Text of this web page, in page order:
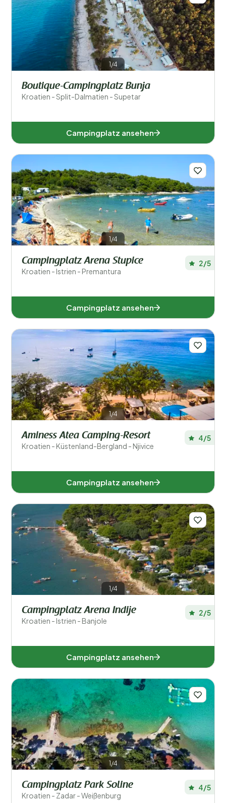
1/4
Boutique-Campingplatz Bunja
Kroatien - Split-Dalmatien - Supetar
Campingplatz ansehen
1/4
Campingplatz Arena Stupice
Kroatien - Istrien - Premantura
2/5
Campingplatz ansehen
1/4
Aminess Atea Camping-Resort
Kroatien - Küstenland-Bergland - Njivice
4/5
Campingplatz ansehen
1/4
Campingplatz Arena Indije
Kroatien - Istrien - Banjole
2/5
Campingplatz ansehen
1/4
Campingplatz Park Soline
Kroatien - Zadar - Weißenburg
4/5